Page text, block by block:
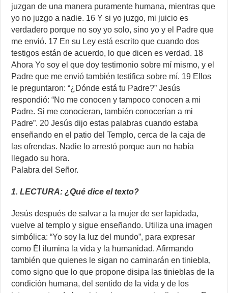
juzgan de una manera puramente humana, mientras que
yo no juzgo a nadie. 16 Y si yo juzgo, mi juicio es
verdadero porque no soy yo solo, sino yo y el Padre que
me envió. 17 En su Ley está escrito que cuando dos
testigos están de acuerdo, lo que dicen es verdad. 18
Ahora Yo soy el que doy testimonio sobre mí mismo, y el
Padre que me envió también testifica sobre mí. 19 Ellos
le preguntaron: “¿Dónde está tu Padre?” Jesús
respondió: “No me conocen y tampoco conocen a mi
Padre. Si me conocieran, también conocerían a mi
Padre”. 20 Jesús dijo estas palabras cuando estaba
enseñando en el patio del Templo, cerca de la caja de
las ofrendas. Nadie lo arrestó porque aun no había
llegado su hora.
Palabra del Señor.
1. LECTURA: ¿Qué dice el texto?
Jesús después de salvar a la mujer de ser lapidada,
vuelve al templo y sigue enseñando. Utiliza una imagen
simbólica: “Yo soy la luz del mundo”, para expresar
como Él ilumina la vida y la humanidad. Afirmando
también que quienes le sigan no caminarán en tiniebla,
como signo que lo que propone disipa las tinieblas de la
condición humana, del sentido de la vida y de los